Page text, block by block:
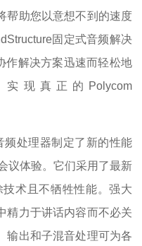
帮助您以意想不到的速度
固定式音频解决
作解决方案迅速而轻松地
现真正的Polycom
频处理器制定了新的性能
议体验。它们采用了最新
术且不牺牲性能。强大
精力于讲话内容而不必关
输出和子混音处理可为各